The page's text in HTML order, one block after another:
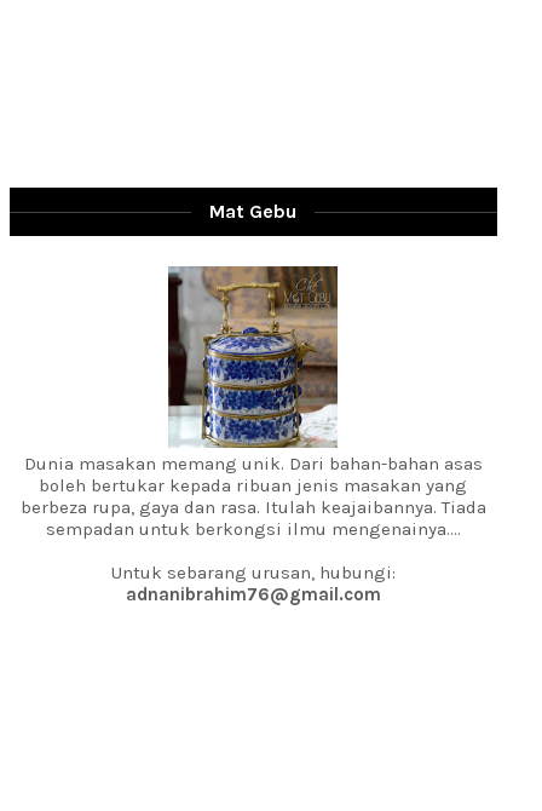
Mat Gebu
Dunia masakan memang unik. Dari bahan-bahan asas
boleh bertukar kepada ribuan jenis masakan yang
berbeza rupa, gaya dan rasa. Itulah keajaibannya. Tiada
sempadan untuk berkongsi ilmu mengenainya....
Untuk sebarang urusan, hubungi:
adnanibrahim76@gmail.com